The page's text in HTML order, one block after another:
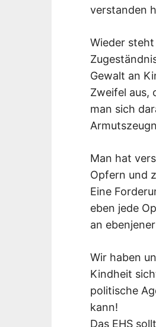
verstanden
Wieder
Gewalt an
Zweifel aus,
man sich
Man hat
Opfern und
Eine
eben jede
an
Wir haben
Kindheit
politische
kann!
Das EHS